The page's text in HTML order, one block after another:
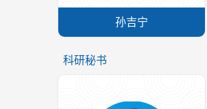
孙吉宁
科研秘书